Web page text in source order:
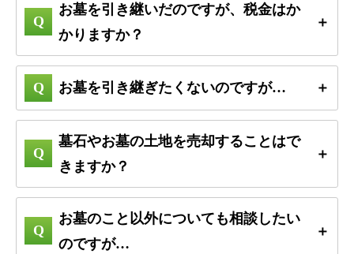
お墓を引き継いだのですが、税金はか
かりますか？
お墓を引き継ぎたくないのですが…
墓石やお墓の土地を売却することはで
きますか？
お墓のこと以外についても相談したい
のですが…